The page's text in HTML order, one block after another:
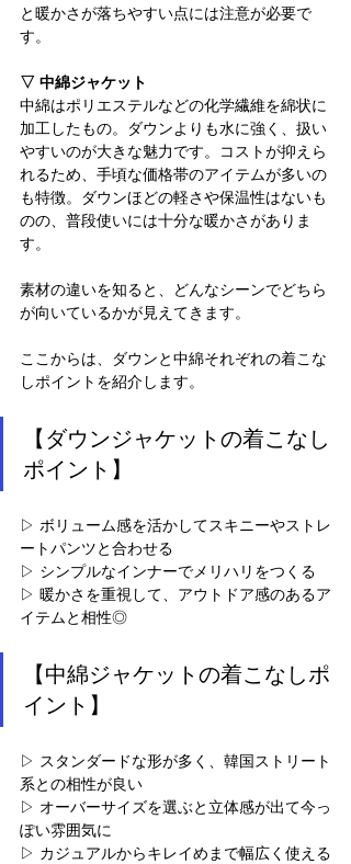
と暖かさが落ちやすい点には注意が必要で
す。
▽ 中綿ジャケット
中綿はポリエステルなどの化学繊維を綿状に
加工したもの。ダウンよりも水に強く、扱い
やすいのが大きな魅力です。コストが抑えら
れるため、手頃な価格帯のアイテムが多いの
も特徴。ダウンほどの軽さや保温性はないも
のの、普段使いには十分な暖かさがありま
す。
素材の違いを知ると、どんなシーンでどちら
が向いているかが見えてきます。
ここからは、ダウンと中綿それぞれの着こな
しポイントを紹介します。
【ダウンジャケットの着こなし
ポイント】
▷ ボリューム感を活かしてスキニーやストレ
ートパンツと合わせる
▷ シンプルなインナーでメリハリをつくる
▷ 暖かさを重視して、アウトドア感のあるア
イテムと相性◎
【中綿ジャケットの着こなしポ
イント】
▷ スタンダードな形が多く、韓国ストリート
系との相性が良い
▷ オーバーサイズを選ぶと立体感が出て今っ
ぽい雰囲気に
▷ カジュアルからキレイめまで幅広く使える